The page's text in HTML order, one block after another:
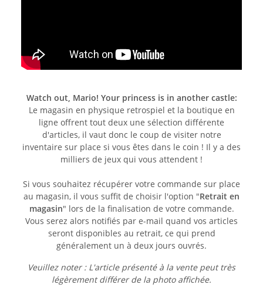
Watch out, Mario! Your princess is in another castle:
Le magasin en physique retrospiel et la boutique en
ligne offrent tout deux une sélection différente
d'articles, il vaut donc le coup de visiter notre
inventaire sur place si vous êtes dans le coin ! Il y a des
milliers de jeux qui vous attendent !
Si vous souhaitez récupérer votre commande sur place
au magasin, il vous suffit de choisir l'option "Retrait en
magasin" lors de la finalisation de votre commande.
Vous serez alors notifiés par e-mail quand vos articles
seront disponibles au retrait, ce qui prend
généralement un à deux jours ouvrés.
Veuillez noter : L'article présenté à la vente peut très
légèrement différer de la photo affichée.